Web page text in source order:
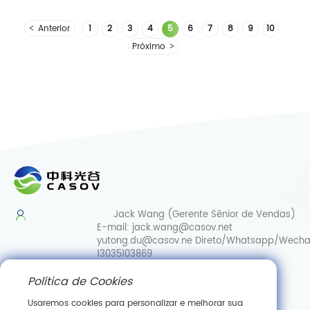
acetilneuramínico:
Benefícios
Anterior 1 2 3 4 5 6 7 8 9
10
Próximo
Jack Wang (Gerente Sênior de Vendas)
E-mail: jack.wang@casov.net
yutong.du@casov.ne Direto/Whatsapp/
13035103869
Serviços e sugestões
Política de Cookies
Usaremos cookies para personalizar e melhorar sua